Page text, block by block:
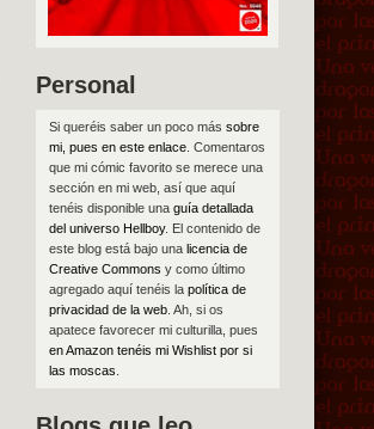
Personal
Si queréis saber un poco más sobre
mi, pues en este enlace. Comentaros
que mi cómic favorito se merece una
sección en mi web, así que aquí
tenéis disponible una guía detallada
del universo Hellboy. El contenido de
este blog está bajo una licencia de
Creative Commons y como último
agregado aquí tenéis la política de
privacidad de la web. Ah, si os
apatece favorecer mi culturilla, pues
en Amazon tenéis mi Wishlist por si
las moscas